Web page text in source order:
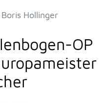
Hollinger
OP